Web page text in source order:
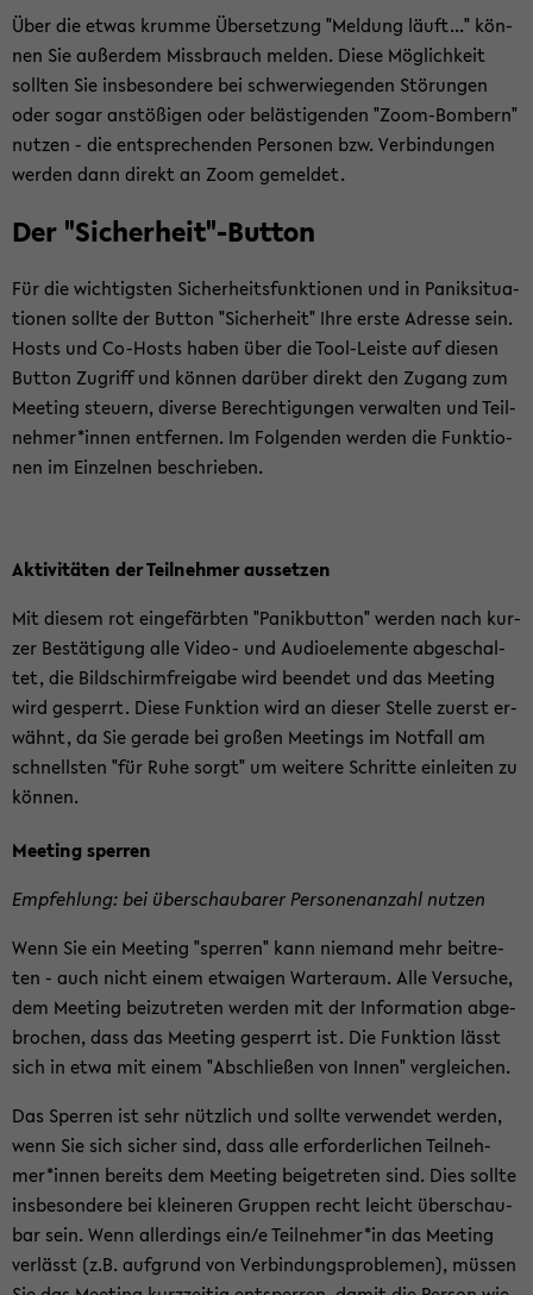
Über die etwas krum­me Über­set­zung "Mel­dung läuft..." kön­
nen Sie au­ßer­dem Miss­brauch mel­den. Diese Mög­lich­keit
soll­ten Sie ins­be­son­de­re bei schwer­wie­gen­den Stö­run­gen
oder sogar an­stö­ßi­gen oder be­läs­ti­gen­den "Zoom-​Bombern"
nut­zen - die ent­spre­chen­den Per­so­nen bzw. Ver­bin­dun­gen
wer­den dann di­rekt an Zoom ge­mel­det.
Der "Si­cher­heit"-​Button
Für die wich­tigs­ten Si­cher­heits­funk­tio­nen und in Pa­nik­si­tua­
tio­nen soll­te der But­ton "Si­cher­heit" Ihre erste Adres­se sein.
Hosts und Co-​Hosts haben über die Tool-​Leiste auf die­sen
But­ton Zu­griff und kön­nen dar­über di­rekt den Zu­gang zum
Mee­ting steu­ern, di­ver­se Be­rech­ti­gun­gen ver­wal­ten und Teil­
neh­mer*innen ent­fer­nen. Im Fol­gen­den wer­den die Funk­tio­
nen im Ein­zel­nen be­schrie­ben.
Ak­ti­vi­tä­ten der Teil­neh­mer aus­set­zen
Mit die­sem rot ein­ge­färb­ten "Pa­nik­but­ton" wer­den nach kur­
zer Be­stä­ti­gung alle Video-​ und Au­dio­ele­men­te ab­ge­schal­
tet, die Bild­schirm­frei­ga­be wird be­en­det und das Mee­ting
wird ge­sperrt. Diese Funk­ti­on wird an die­ser Stel­le zu­erst er­
wähnt, da Sie ge­ra­de bei gro­ßen Mee­tings im Not­fall am
schnells­ten "für Ruhe sorgt" um wei­te­re Schrit­te ein­lei­ten zu
kön­nen.
Mee­ting sper­ren
Emp­feh­lung: bei über­schau­ba­rer Per­so­nen­an­zahl nut­zen
Wenn Sie ein Mee­ting "sper­ren" kann nie­mand mehr bei­tre­
ten - auch nicht einem et­wai­gen War­te­raum. Alle Ver­su­che,
dem Mee­ting bei­zu­tre­ten wer­den mit der In­for­ma­ti­on ab­ge­
bro­chen, dass das Mee­ting ge­sperrt ist. Die Funk­ti­on lässt
sich in etwa mit einem "Ab­schlie­ßen von Innen" ver­glei­chen.
Das Sper­ren ist sehr nütz­lich und soll­te ver­wen­det wer­den,
wenn Sie sich si­cher sind, dass alle er­for­der­li­chen Teil­neh­
mer*innen be­reits dem Mee­ting bei­getre­ten sind. Dies soll­te
ins­be­son­de­re bei klei­ne­ren Grup­pen recht leicht über­schau­
bar sein. Wenn al­ler­dings ein/e Teil­neh­mer*in das Mee­ting
ver­lässt (z.B. auf­grund von Ver­bin­dungs­pro­ble­men), müs­sen